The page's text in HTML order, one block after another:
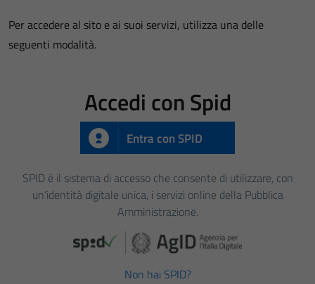
Per accedere al sito e ai suoi servizi, utilizza una delle
seguenti modalità.
Accedi con Spid
Entra con SPID
SPID è il sistema di accesso che consente di utilizzare, con
un'identità digitale unica, i servizi online della Pubblica
Amministrazione.
Non hai SPID?